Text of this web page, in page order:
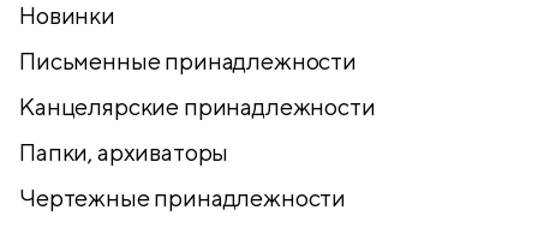
Новинки
Письменные принадлежности
Канцелярские принадлежности
Папки, архиваторы
Чертежные принадлежности